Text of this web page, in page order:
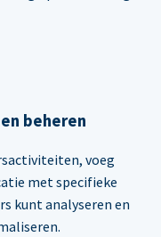
beheren
voeg
met specifieke
kunt analyseren en